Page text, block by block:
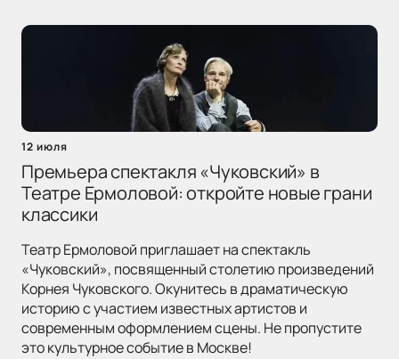
12 июля
Премьера спектакля «Чуковский» в
Театре Ермоловой: откройте новые грани
классики
Театр Ермоловой приглашает на спектакль
«Чуковский», посвященный столетию произведений
Корнея Чуковского. Окунитесь в драматическую
историю с участием известных артистов и
современным оформлением сцены. Не пропустите
это культурное событие в Москве!